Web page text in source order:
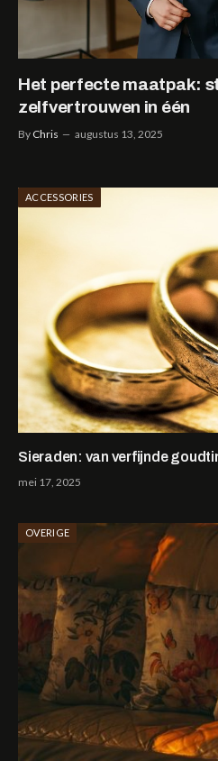
Het perfecte maatpak:
zelfvertrouwen in één
By Chris augustus 13, 2025
ACCESSORIES
Sieraden: van verfijnde
mei 17, 2025
OVERIGE